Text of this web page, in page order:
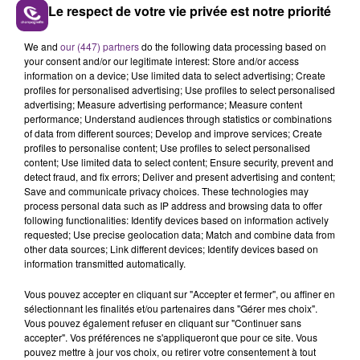
FIL D'ACTUS
LA CENTRALE NUCLÉAIRE DE CHOOZ
TOUJOURS À L'ARRÊT
Cela fait déjà une semaine que la centrale
nucléaire ardennaise est à l'arrêt. Une situation
présente.
Le respect de votre vie privée est notre priorité
We and our (447) partnersdo the following data processing based on
your consent and/or our legitimate interest: Store and/or access
information on a device; Use limited data to select advertising; Create
profiles for personalised advertising; Use profiles to select personalised
advertising; Measure advertising performance; Measure content
performance; Understand audiences through statistics or combinations
of data from different sources; Develop and improve services; Create
profiles to personalise content; Use profiles to select personalised
content; Use limited data to select content; Ensure security, prevent and
detect fraud, and fix errors; Deliver and present advertising and content;
Save and communicate privacy choices. These technologies may
process personal data such as IP address and browsing data to offer
following functionalities: Identify devices based on information actively
requested; Use precise geolocation data; Match and combine data from
other data sources; Link different devices; Identify devices based on
information transmitted automatically.
Vous pouvez accepter en cliquant sur "Accepter et fermer", ou affiner en
sélectionnant les finalités et/ou partenaires dans "Gérer mes choix".
Vous pouvez également refuser en cliquant sur "Continuer sans
accepter". Vos préférences ne s'appliqueront que pour ce site. Vous
pouvez mettre à jour vos choix, ou retirer votre consentement à tout